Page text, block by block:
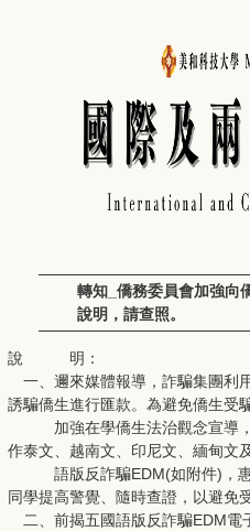
轉知_僑務委員會加強向
說明，請查照。
說 明：
一、邇來媒體報導，詐騙集團利
誘騙僑生進行匯款。為避免僑生受
加強在學僑生法治觀念宣導，
作泰文、越南文、印尼文、緬甸文
語版反詐騙EDM(如附件)，惠
同學提高警覺、隨時查證，以避免受
二、前揭五國語版反詐騙EDM電